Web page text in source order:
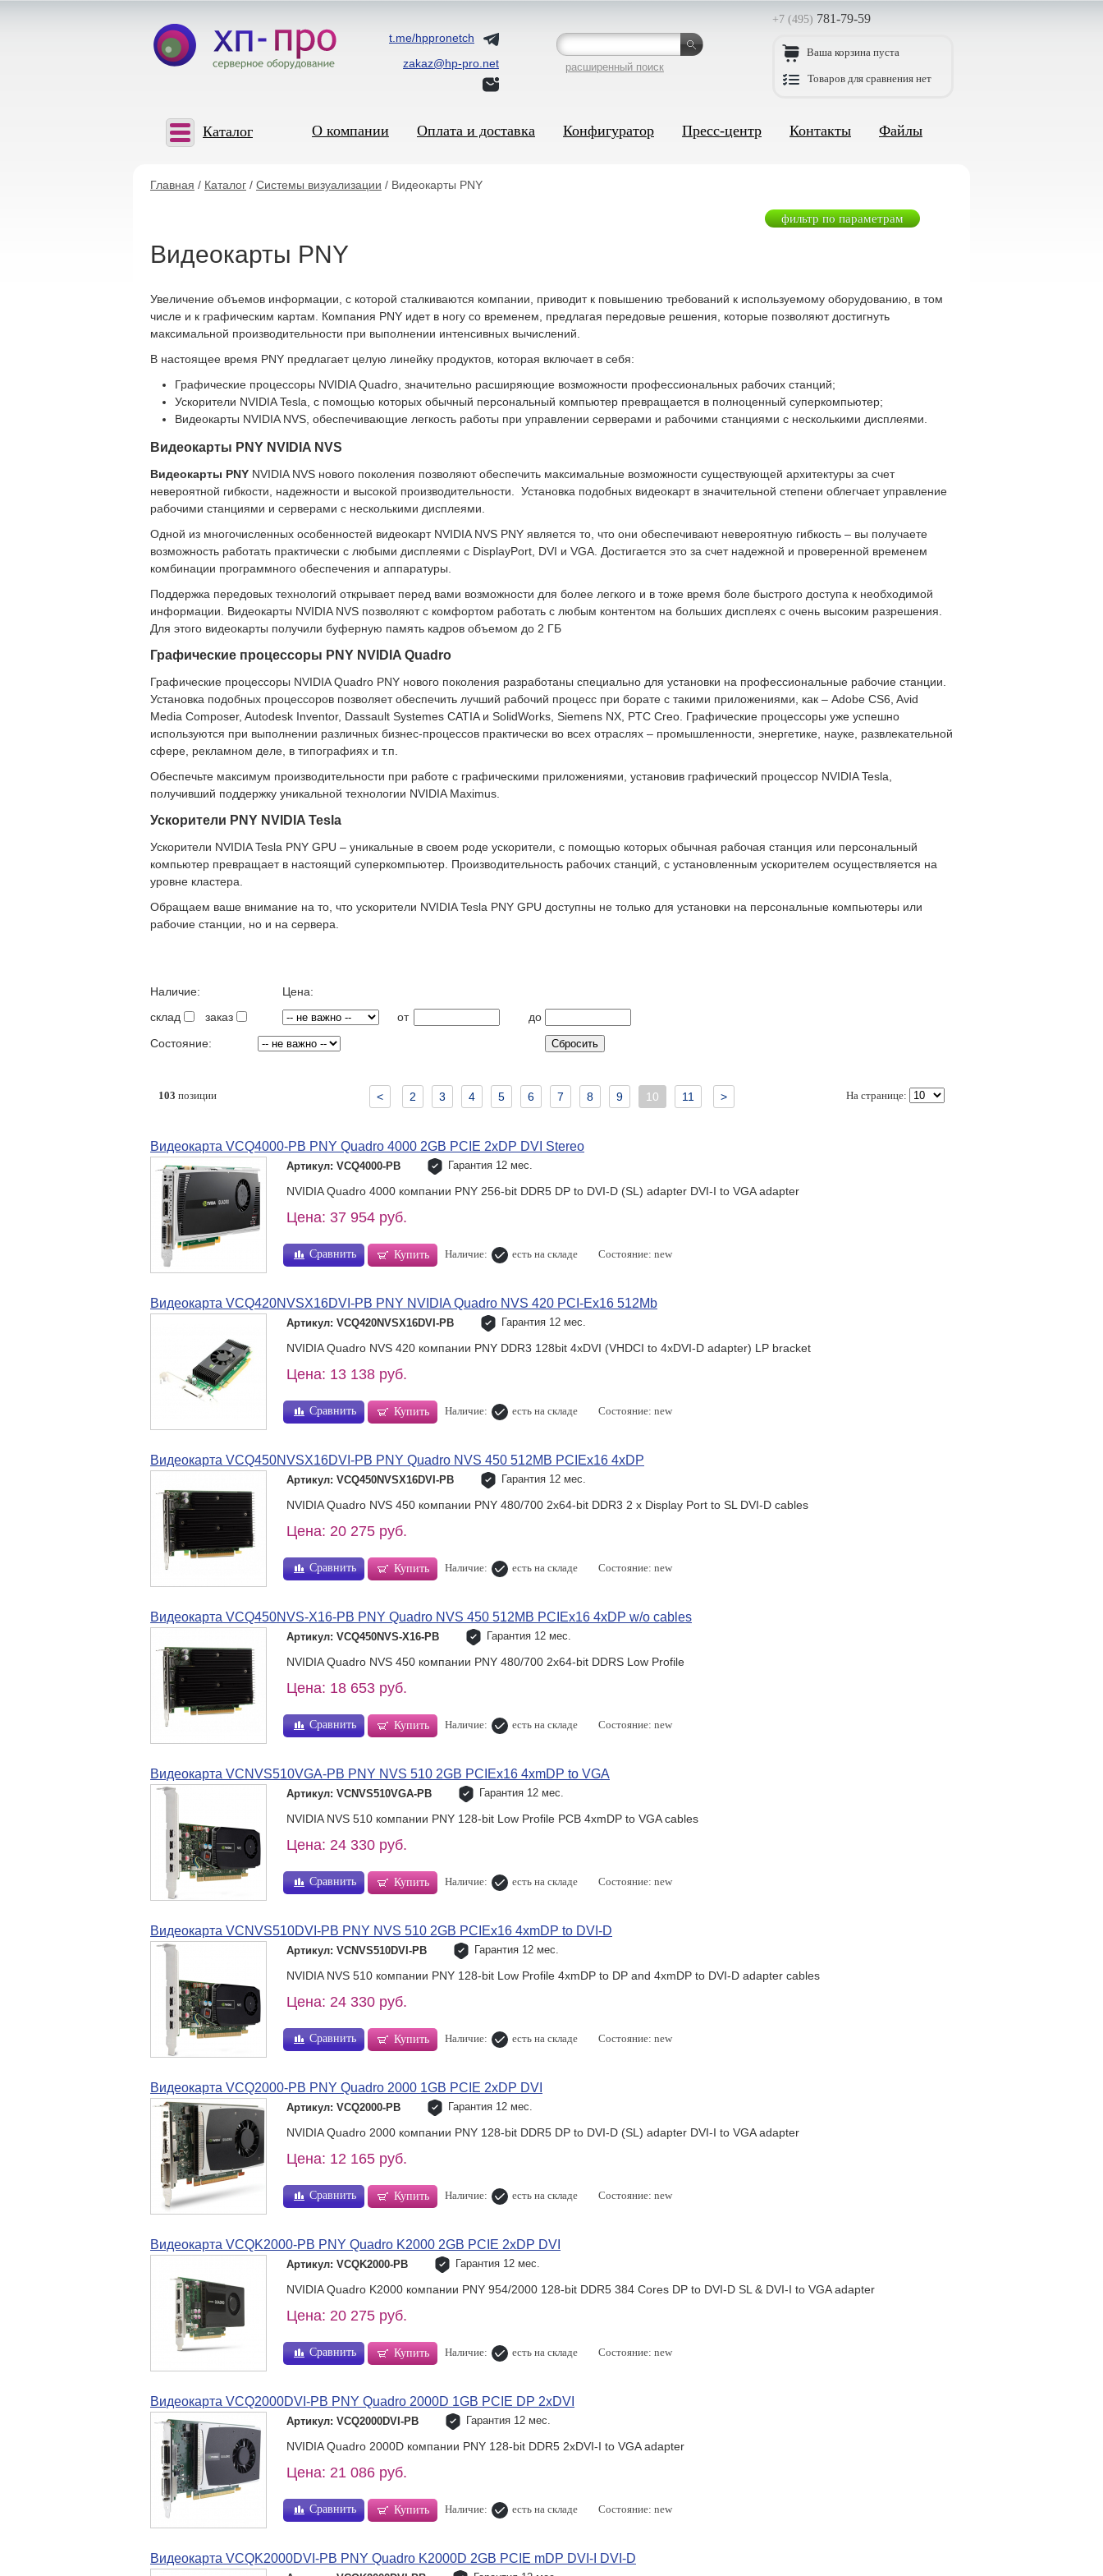
t.me/hppronetch
zakaz@hp-pro.net
расширенный поиск
+7 (495) 781-79-59
Ваша корзина пуста
Товаров для сравнения нет
Каталог О компании Оплата и доставка Конфигуратор Пресс-центр Контакты Файлы
Главная / Каталог / Системы визуализации / Видеокарты PNY
фильтр по параметрам
Видеокарты PNY
Увеличение объемов информации, с которой сталкиваются компании, приводит к повышению требований к используемому оборудованию, в том
числе и к графическим картам. Компания PNY идет в ногу со временем, предлагая передовые решения, которые позволяют достигнуть
максимальной производительности при выполнении интенсивных вычислений.
В настоящее время PNY предлагает целую линейку продуктов, которая включает в себя:
Графические процессоры NVIDIA Quadro, значительно расширяющие возможности профессиональных рабочих станций;
Ускорители NVIDIA Tesla, с помощью которых обычный персональный компьютер превращается в полноценный суперкомпьютер;
Видеокарты NVIDIA NVS, обеспечивающие легкость работы при управлении серверами и рабочими станциями с несколькими дисплеями.
Видеокарты PNY NVIDIA NVS
Видеокарты PNY NVIDIA NVS нового поколения позволяют обеспечить максимальные возможности существующей архитектуры за счет
невероятной гибкости, надежности и высокой производительности. Установка подобных видеокарт в значительной степени облегчает управление
рабочими станциями и серверами с несколькими дисплеями.
Одной из многочисленных особенностей видеокарт NVIDIA NVS PNY является то, что они обеспечивают невероятную гибкость – вы получаете
возможность работать практически с любыми дисплеями с DisplayPort, DVI и VGA. Достигается это за счет надежной и проверенной временем
комбинации программного обеспечения и аппаратуры.
Поддержка передовых технологий открывает перед вами возможности для более легкого и в тоже время боле быстрого доступа к необходимой
информации. Видеокарты NVIDIA NVS позволяют с комфортом работать с любым контентом на больших дисплеях с очень высоким разрешения.
Для этого видеокарты получили буферную память кадров объемом до 2 ГБ
Графические процессоры PNY NVIDIA Quadro
Графические процессоры NVIDIA Quadro PNY нового поколения разработаны специально для установки на профессиональные рабочие станции.
Установка подобных процессоров позволяет обеспечить лучший рабочий процесс при борате с такими приложениями, как – Adobe CS6, Avid
Media Composer, Autodesk Inventor, Dassault Systemes CATIA и SolidWorks, Siemens NX, PTC Creo. Графические процессоры уже успешно
используются при выполнении различных бизнес-процессов практически во всех отраслях – промышленности, энергетике, науке, развлекательной
сфере, рекламном деле, в типографиях и т.п.
Обеспечьте максимум производительности при работе с графическими приложениями, установив графический процессор NVIDIA Tesla,
получивший поддержку уникальной технологии NVIDIA Maximus.
Ускорители PNY NVIDIA Tesla
Ускорители NVIDIA Tesla PNY GPU – уникальные в своем роде ускорители, с помощью которых обычная рабочая станция или персональный
компьютер превращает в настоящий суперкомпьютер. Производительность рабочих станций, с установленным ускорителем осуществляется на
уровне кластера.
Обращаем ваше внимание на то, что ускорители NVIDIA Tesla PNY GPU доступны не только для установки на персональные компьютеры или
рабочие станции, но и на сервера.
Наличие:
Цена:
склад
заказ от
до
Состояние:
103 позиции < 2 3 4 5 6 7 8 9 10 11 > На странице:
Видеокарта VCQ4000-PB PNY Quadro 4000 2GB PCIE 2xDP DVI Stereo
Артикул: VCQ4000-PB Гарантия 12 мес.
NVIDIA Quadro 4000 компании PNY 256-bit DDR5 DP to DVI-D (SL) adapter DVI-I to VGA adapter
Цена: 37 954 руб.
Сравнить Купить Наличие: есть на складе Состояние: new
Видеокарта VCQ420NVSX16DVI-PB PNY NVIDIA Quadro NVS 420 PCI-Ex16 512Mb
Артикул: VCQ420NVSX16DVI-PB Гарантия 12 мес.
NVIDIA Quadro NVS 420 компании PNY DDR3 128bit 4xDVI (VHDCI to 4xDVI-D adapter) LP bracket
Цена: 13 138 руб.
Сравнить Купить Наличие: есть на складе Состояние: new
Видеокарта VCQ450NVSX16DVI-PB PNY Quadro NVS 450 512MB PCIEx16 4xDP
Артикул: VCQ450NVSX16DVI-PB Гарантия 12 мес.
NVIDIA Quadro NVS 450 компании PNY 480/700 2x64-bit DDR3 2 x Display Port to SL DVI-D cables
Цена: 20 275 руб.
Сравнить Купить Наличие: есть на складе Состояние: new
Видеокарта VCQ450NVS-X16-PB PNY Quadro NVS 450 512MB PCIEx16 4xDP w/o cables
Артикул: VCQ450NVS-X16-PB Гарантия 12 мес.
NVIDIA Quadro NVS 450 компании PNY 480/700 2x64-bit DDRS Low Profile
Цена: 18 653 руб.
Сравнить Купить Наличие: есть на складе Состояние: new
Видеокарта VCNVS510VGA-PB PNY NVS 510 2GB PCIEx16 4xmDP to VGA
Артикул: VCNVS510VGA-PB Гарантия 12 мес.
NVIDIA NVS 510 компании PNY 128-bit Low Profile PCB 4xmDP to VGA cables
Цена: 24 330 руб.
Сравнить Купить Наличие: есть на складе Состояние: new
Видеокарта VCNVS510DVI-PB PNY NVS 510 2GB PCIEx16 4xmDP to DVI-D
Артикул: VCNVS510DVI-PB Гарантия 12 мес.
NVIDIA NVS 510 компании PNY 128-bit Low Profile 4xmDP to DP and 4xmDP to DVI-D adapter cables
Цена: 24 330 руб.
Сравнить Купить Наличие: есть на складе Состояние: new
Видеокарта VCQ2000-PB PNY Quadro 2000 1GB PCIE 2xDP DVI
Артикул: VCQ2000-PB Гарантия 12 мес.
NVIDIA Quadro 2000 компании PNY 128-bit DDR5 DP to DVI-D (SL) adapter DVI-I to VGA adapter
Цена: 12 165 руб.
Сравнить Купить Наличие: есть на складе Состояние: new
Видеокарта VCQK2000-PB PNY Quadro K2000 2GB PCIE 2xDP DVI
Артикул: VCQK2000-PB Гарантия 12 мес.
NVIDIA Quadro K2000 компании PNY 954/2000 128-bit DDR5 384 Cores DP to DVI-D SL & DVI-I to VGA adapter
Цена: 20 275 руб.
Сравнить Купить Наличие: есть на складе Состояние: new
Видеокарта VCQ2000DVI-PB PNY Quadro 2000D 1GB PCIE DP 2xDVI
Артикул: VCQ2000DVI-PB Гарантия 12 мес.
NVIDIA Quadro 2000D компании PNY 128-bit DDR5 2xDVI-I to VGA adapter
Цена: 21 086 руб.
Сравнить Купить Наличие: есть на складе Состояние: new
Видеокарта VCQK2000DVI-PB PNY Quadro K2000D 2GB PCIE mDP DVI-I DVI-D